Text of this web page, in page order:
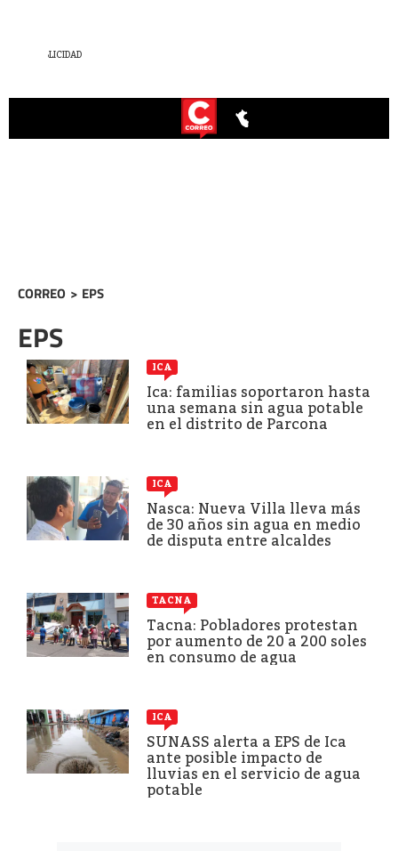
CORREO > EPS
EPS
ICA
Ica: familias soportaron hasta
una semana sin agua potable
en el distrito de Parcona
ICA
Nasca: Nueva Villa lleva más
de 30 años sin agua en medio
de disputa entre alcaldes
TACNA
Tacna: Pobladores protestan
por aumento de 20 a 200 soles
en consumo de agua
ICA
SUNASS alerta a EPS de Ica
ante posible impacto de
lluvias en el servicio de agua
potable